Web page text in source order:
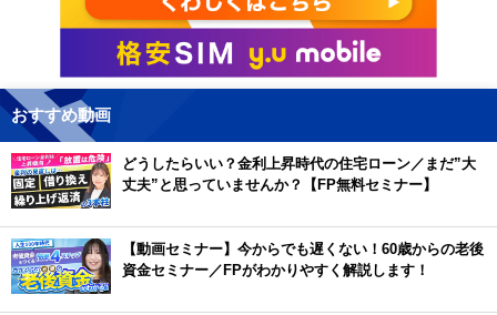
おすすめ動画
どうしたらいい？金利上昇時代の住宅ローン／まだ”大
丈夫”と思っていませんか？【FP無料セミナー】
【動画セミナー】今からでも遅くない！60歳からの老後
資金セミナー／FPがわかりやすく解説します！